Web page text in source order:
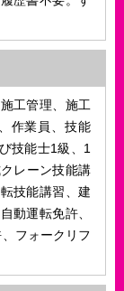
工管理、施工
作業員、技能
技能士1級、1
レーン技能講
技能講習、建
動運転免許、
フォークリフ